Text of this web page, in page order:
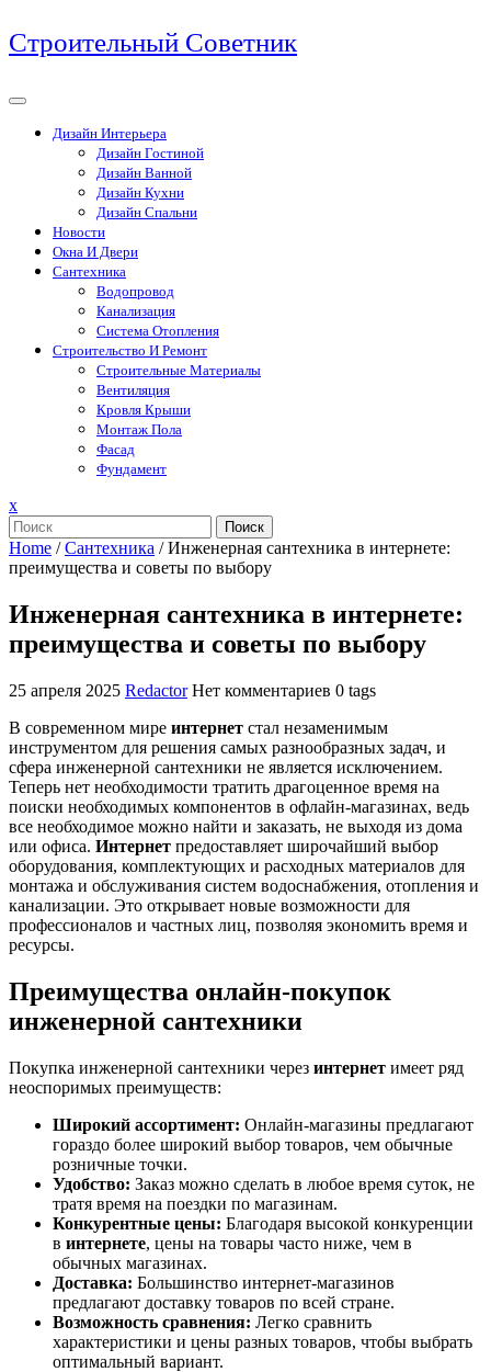
Перейти
к
Строительный Советник
Дизайн Интерьера
Дизайн Гостиной
Дизайн Ванной
Дизайн Кухни
Дизайн Спальни
Новости
Окна И Двери
Сантехника
Водопровод
Канализация
Система Отопления
Строительство И Ремонт
Строительные Материалы
Вентиляция
Кровля Крыши
Монтаж Пола
Фасад
Фундамент
xЗакрыть
меню
Поиск
Home /Сантехника /Инженерная сантехника в интернете:
преимущества и советы по выбору
Инженерная сантехника в интернете:
преимущества и советы по выбору
25 апреля 2025 Redactor Нет комментариев 0 tags
В современном мире интернет стал незаменимым
инструментом для решения самых разнообразных задач, и
сфера инженерной сантехники не является исключением.
Теперь нет необходимости тратить драгоценное время на
поиски необходимых компонентов в офлайн-магазинах, ведь
все необходимое можно найти и заказать, не выходя из дома
или офиса. Интернет предоставляет широчайший выбор
оборудования, комплектующих и расходных материалов для
монтажа и обслуживания систем водоснабжения, отопления и
канализации. Это открывает новые возможности для
профессионалов и частных лиц, позволяя экономить время и
ресурсы.
Преимущества онлайн-покупок
инженерной сантехники
Покупка инженерной сантехники через интернет имеет ряд
неоспоримых преимуществ:
Широкий ассортимент: Онлайн-магазины предлагают
гораздо более широкий выбор товаров, чем обычные
розничные точки.
Удобство: Заказ можно сделать в любое время суток, не
тратя время на поездки по магазинам.
Конкурентные цены: Благодаря высокой конкуренции
в интернете, цены на товары часто ниже, чем в
обычных магазинах.
Доставка: Большинство интернет-магазинов
предлагают доставку товаров по всей стране.
Возможность сравнения: Легко сравнить
характеристики и цены разных товаров, чтобы выбрать
оптимальный вариант.